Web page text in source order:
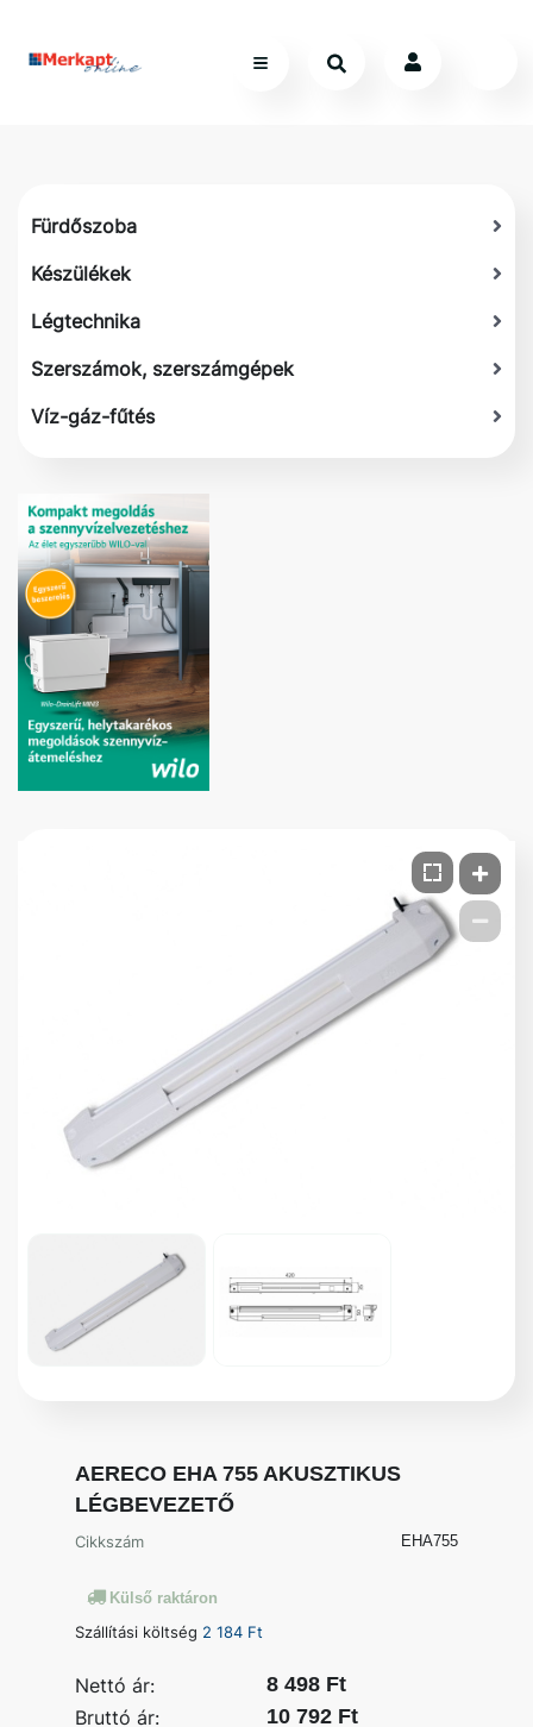
Fürdőszoba
Készülékek
Légtechnika
Szerszámok, szerszámgépek
Víz-gáz-fűtés
AERECO EHA 755 AKUSZTIKUS
LÉGBEVEZETŐ
Cikkszám EHA755
Külső raktáron
Szállítási költség 2 184 Ft
Nettó ár:
8 498 Ft
Bruttó ár:
10 792 Ft